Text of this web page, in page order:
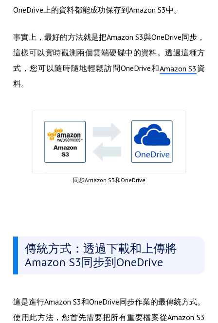
OneDrive上的資料都能成功保存到Amazon S3中。
事實上，最好的方法就是把Amazon S3與OneDrive同步，
這樣可以實時觀測兩個雲端硬碟中的資料。透過這種方
式，您可以隨時隨地輕鬆訪問OneDrive和Amazon S3 資
料。
同步Amazon S3和OneDrive
傳統方式：透過下載和上傳將
Amazon S3同步到OneDrive
這是進行Amazon S3和OneDrive同步作業的最傳統方式。
使用此方法，您首先需要把所有重要檔案從Amazon S3